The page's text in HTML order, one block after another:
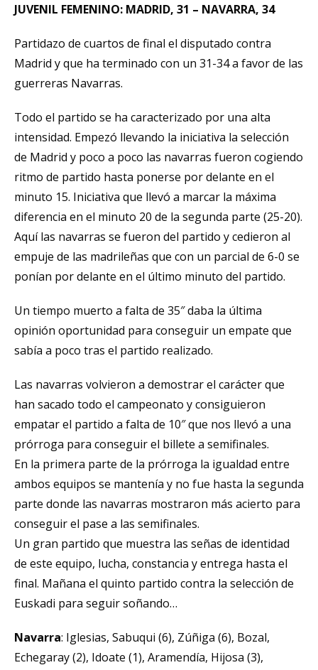
JUVENIL FEMENINO: MADRID, 31 – NAVARRA, 34
Partidazo de cuartos de final el disputado contra
Madrid y que ha terminado con un 31-34 a favor de las
guerreras Navarras.
Todo el partido se ha caracterizado por una alta
intensidad. Empezó llevando la iniciativa la selección
de Madrid y poco a poco las navarras fueron cogiendo
ritmo de partido hasta ponerse por delante en el
minuto 15. Iniciativa que llevó a marcar la máxima
diferencia en el minuto 20 de la segunda parte (25-20).
Aquí las navarras se fueron del partido y cedieron al
empuje de las madrileñas que con un parcial de 6-0 se
ponían por delante en el último minuto del partido.
Un tiempo muerto a falta de 35″ daba la última
opinión oportunidad para conseguir un empate que
sabía a poco tras el partido realizado.
Las navarras volvieron a demostrar el carácter que
han sacado todo el campeonato y consiguieron
empatar el partido a falta de 10″ que nos llevó a una
prórroga para conseguir el billete a semifinales.
En la primera parte de la prórroga la igualdad entre
ambos equipos se mantenía y no fue hasta la segunda
parte donde las navarras mostraron más acierto para
conseguir el pase a las semifinales.
Un gran partido que muestra las señas de identidad
de este equipo, lucha, constancia y entrega hasta el
final. Mañana el quinto partido contra la selección de
Euskadi para seguir soñando…
Navarra: Iglesias, Sabuqui (6), Zúñiga (6), Bozal,
Echegaray (2), Idoate (1), Aramendía, Hijosa (3),